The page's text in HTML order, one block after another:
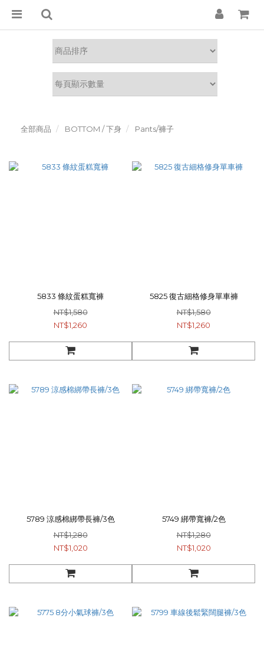
全部商品 BOTTOM / 下身 Pants/褲子
5833 條紋蛋糕寬褲
NT$1,580
NT$1,260
5825 復古細格修身單車褲
NT$1,580
NT$1,260
5789 涼感棉綁帶長褲/3色
NT$1,280
NT$1,020
5749 綁帶寬褲/2色
NT$1,280
NT$1,020